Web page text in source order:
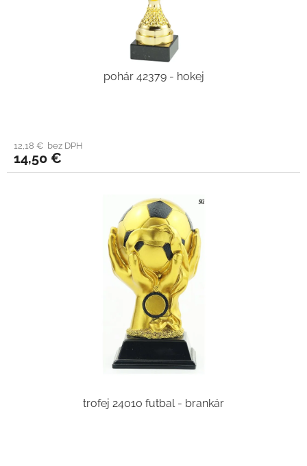
pohár 42379 - hokej
12,18 € bez DPH
14,50 €
trofej 24010 futbal - brankár